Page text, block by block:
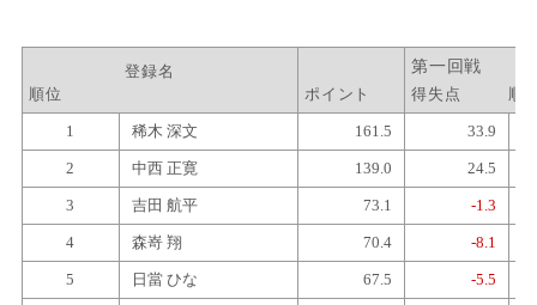
順位
登録名
ポイント
得失点 順
1 稀木 深文 161.5 33.9
2 中西 正寛 139.0 24.5
3 吉田 航平 73.1 -1.3
4 森嵜 翔 70.4 -8.1
5 日當 ひな 67.5 -5.5